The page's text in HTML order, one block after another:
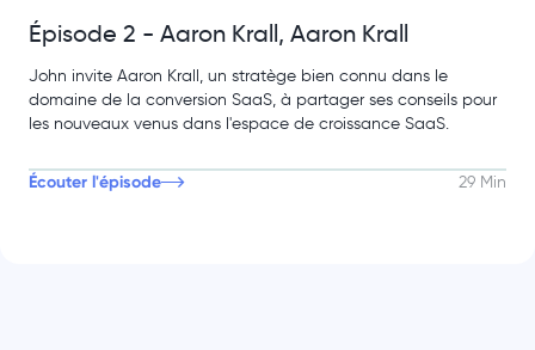
Épisode 2 - Aaron Krall, Aaron Krall
John invite Aaron Krall, un stratège bien connu dans le
domaine de la conversion SaaS, à partager ses conseils pour
les nouveaux venus dans l'espace de croissance SaaS.
Écouter l'épisode 29 Min